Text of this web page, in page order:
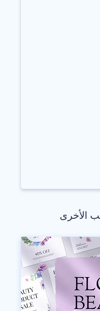
الأخرى